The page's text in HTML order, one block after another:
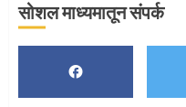
सोशल माध्यमातून संपर्क